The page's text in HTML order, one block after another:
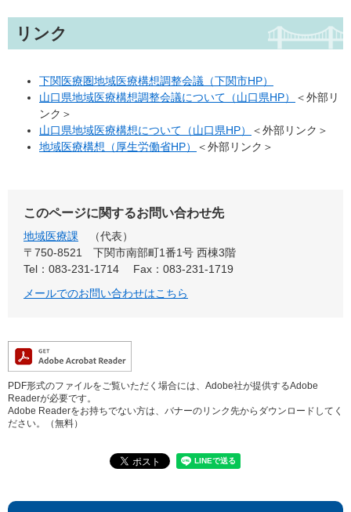
リンク
下関医療圏地域医療構想調整会議（下関市HP）
山口県地域医療構想調整会議について（山口県HP）
＜外部リ
ンク＞
山口県地域医療構想について（山口県HP）
＜外部リンク＞
地域医療構想（厚生労働省HP）
＜外部リンク＞
このページに関するお問い合わせ先
地域医療課
代表
〒750-8521
下関市南部町1番1号 西棟3階
Tel：083-231-1714
Fax：083-231-1719
メールでのお問い合わせはこちら
PDF形式のファイルをご覧いただく場合には、Adobe社が提供するAdobe
Readerが必要です。
Adobe Readerをお持ちでない方は、バナーのリンク先からダウンロードしてく
ださい。（無料）